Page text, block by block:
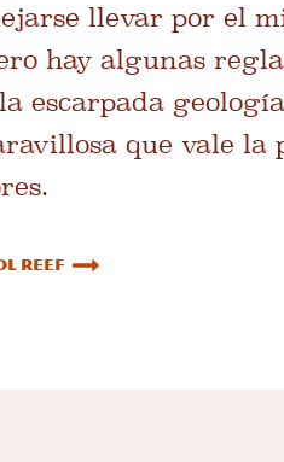
llevar por el
hay algunas
escarpada
que vale
Reef